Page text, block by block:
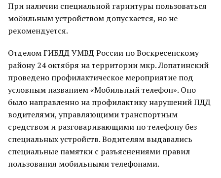
При наличии специальной гарнитуры пользоваться
мобильным устройством допускается, но не
рекомендуется.
Отделом ГИБДД УМВД России по Воскресенскому
району 24 октября на территории мкр. Лопатинский
проведено профилактическое мероприятие под
условным названием «Мобильный телефон». Оно
было направленно на профилактику нарушений ПДД
водителями, управляющими транспортным
средством и разговаривающими по телефону без
специальных устройств. Водителям выдавались
специальные памятки с разъяснениями правил
пользования мобильными телефонами.